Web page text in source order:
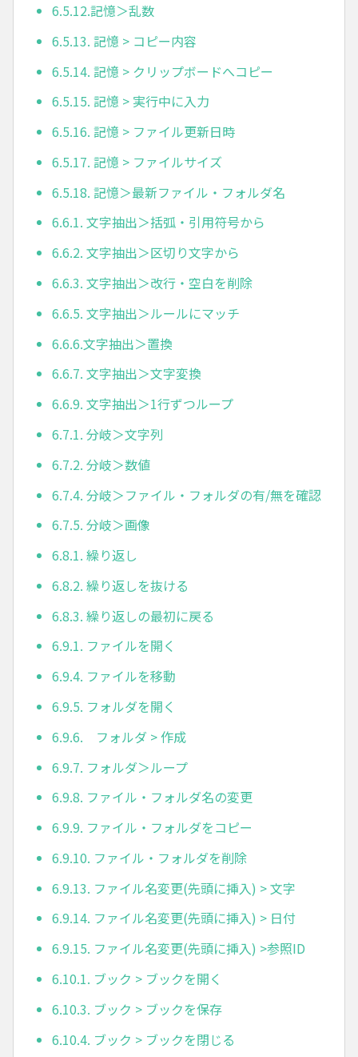
6.5.12.記憶＞乱数
6.5.13. 記憶 > コピー内容
6.5.14. 記憶 > クリップボードへコピー
6.5.15. 記憶 > 実行中に入力
6.5.16. 記憶 > ファイル更新日時
6.5.17. 記憶 > ファイルサイズ
6.5.18. 記憶＞最新ファイル・フォルダ名
6.6.1. 文字抽出＞括弧・引用符号から
6.6.2. 文字抽出＞区切り文字から
6.6.3. 文字抽出＞改行・空白を削除
6.6.5. 文字抽出＞ルールにマッチ
6.6.6.文字抽出＞置換
6.6.7. 文字抽出＞文字変換
6.6.9. 文字抽出＞1行ずつループ
6.7.1. 分岐＞文字列
6.7.2. 分岐＞数値
6.7.4. 分岐＞ファイル・フォルダの有/無を確認
6.7.5. 分岐＞画像
6.8.1. 繰り返し
6.8.2. 繰り返しを抜ける
6.8.3. 繰り返しの最初に戻る
6.9.1. ファイルを開く
6.9.4. ファイルを移動
6.9.5. フォルダを開く
6.9.6. フォルダ > 作成
6.9.7. フォルダ＞ループ
6.9.8. ファイル・フォルダ名の変更
6.9.9. ファイル・フォルダをコピー
6.9.10. ファイル・フォルダを削除
6.9.13. ファイル名変更(先頭に挿入) > 文字
6.9.14. ファイル名変更(先頭に挿入) > 日付
6.9.15. ファイル名変更(先頭に挿入) >参照ID
6.10.1. ブック > ブックを開く
6.10.3. ブック > ブックを保存
6.10.4. ブック > ブックを閉じる